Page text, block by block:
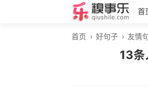
首
首页 › 好句子 › 友情
13条